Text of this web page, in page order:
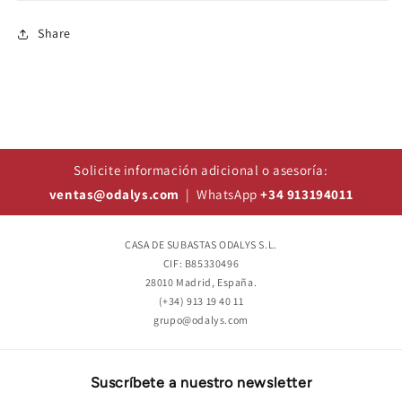
Share
Solicite información adicional o asesoría:
ventas@odalys.com | WhatsApp+34 913194011
CASA DE SUBASTAS ODALYS S.L.
CIF: B85330496
28010 Madrid, España.
(+34) 913 19 40 11
grupo@odalys.com
Suscríbete a nuestro newsletter